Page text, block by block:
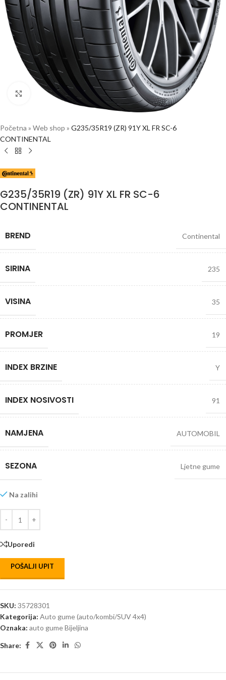
Click to enlarge
Početna » Web shop » G235/35R19 (ZR) 91Y XL FR SC-6
CONTINENTAL
G235/35R19 (ZR) 91Y XL FR SC-6
CONTINENTAL
BREND Continental
SIRINA 235
VISINA 35
PROMJER 19
INDEX BRZINE Y
INDEX NOSIVOSTI 91
NAMJENA AUTOMOBIL
SEZONA Ljetne gume
Na zalihi
Uporedi
POŠALJI UPIT
SKU: 35728301
Kategorija: Auto gume (auto/kombi/SUV 4x4)
Oznaka: auto gume Bijeljina
Share: